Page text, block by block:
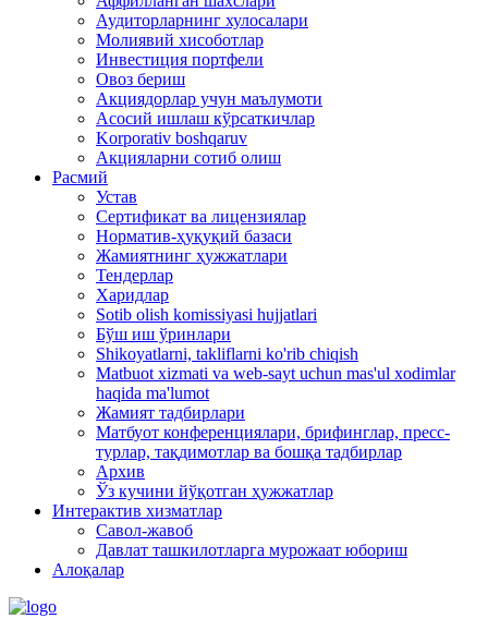
Аудиторларнинг хулосалари
Молиявий хисоботлар
Инвестиция портфели
Овоз бериш
Акциядорлар учун маълумоти
Асосий ишлаш кўрсаткичлар
Korporativ boshqaruv
Акцияларни сотиб олиш
Расмий
Устав
Сертификат ва лицензиялар
Норматив-ҳуқуқий базаси
Жамиятнинг ҳужжатлари
Тендерлар
Харидлар
Sotib olish komissiyasi hujjatlari
Бўш иш ўринлари
Shikoyatlarni, takliflarni ko'rib chiqish
Matbuot xizmati va web-sayt uchun mas'ul xodimlar
haqida ma'lumot
Жамият тадбирлари
Матбуот конференциялари, брифинглар, пресс-
турлар, тақдимотлар ва бошқа тадбирлар
Архив
Ўз кучини йўқотган ҳужжатлар
Интерактив хизматлар
Савол-жавоб
Давлат ташкилотларга мурожаат юбориш
Алоқалар